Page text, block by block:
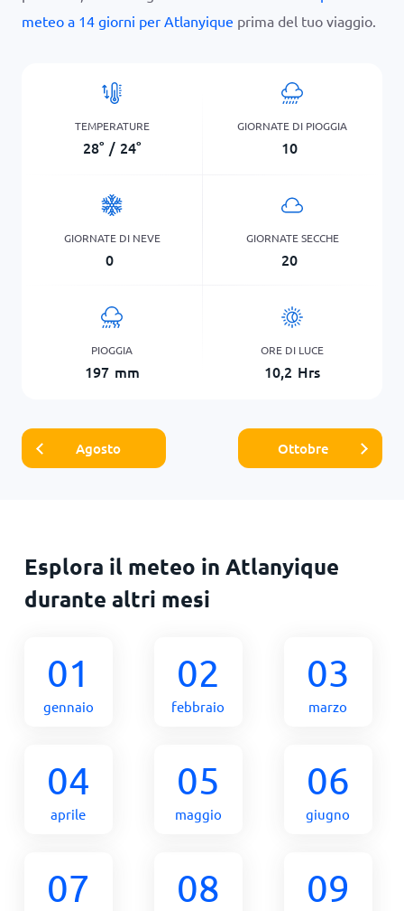
meteo a 14 giorni per Atlanyique prima del tuo viaggio.
TEMPERATURE
28° / 24°
GIORNATE DI PIOGGIA
10
GIORNATE DI NEVE
0
GIORNATE SECCHE
20
PIOGGIA
197 mm
ORE DI LUCE
10,2 Hrs
Agosto Ottobre
Esplora il meteo in Atlanyique
durante altri mesi
01
gennaio
02
febbraio
03
marzo
04
aprile
05
maggio
06
giugno
07 08 09